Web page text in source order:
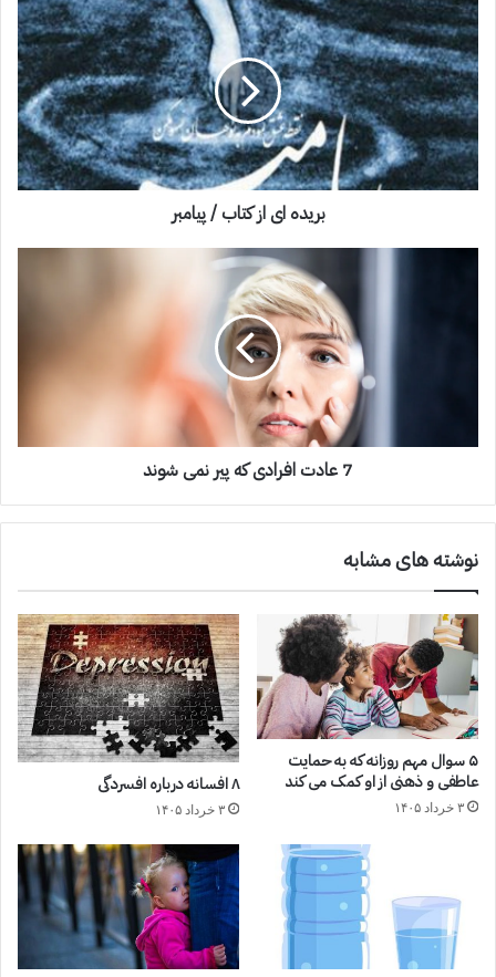
بریده ای از کتاب / پیامبر
7 عادت افرادی که پیر نمی شوند
نوشته های مشابه
۵ سوال مهم روزانه که به حمایت
عاطفی و ذهنی از او کمک می کند
۳ خرداد ۱۴۰۵
۸ افسانه درباره افسردگی
۳ خرداد ۱۴۰۵